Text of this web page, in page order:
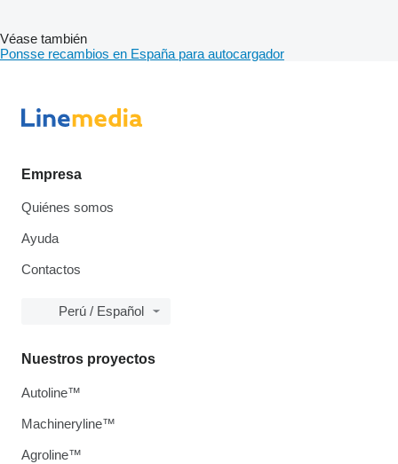
Véase también
Ponsse recambios en España para autocargador
Empresa
Quiénes somos
Ayuda
Contactos
Perú / Español
Nuestros proyectos
Autoline™
Machineryline™
Agroline™